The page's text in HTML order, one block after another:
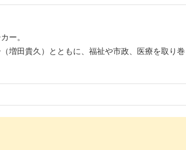
ー。
増田貴久）とともに、福祉や市政、医療を取り